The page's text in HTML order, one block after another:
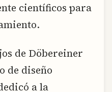
científicos para
de Döbereiner
de diseño
a la